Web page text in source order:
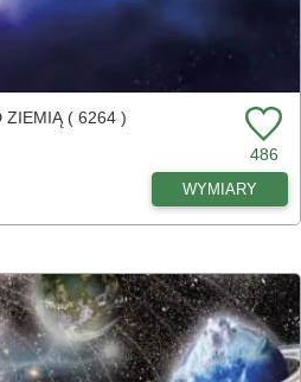
ZIEMIĄ ( 6264 )
486
WYMIARY